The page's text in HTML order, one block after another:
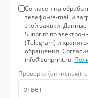
Согласен на
телефон/e-mail и
этой заявки.
Sunprint по
(Telegram) и
обращения.
info@sunprint.ru.
Проверка (антиспам):